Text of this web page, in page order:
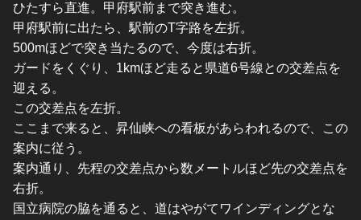
ひたすら直進。甲府駅前まで突き進む。
甲府駅前に出たら、駅前のT字路を左折。
500mほどで突き当たるので、今度は右折。
ガードをくぐり、1kmほど走ると県道6号線との交差点を
迎える。
この交差点を左折。
ここまで来ると、昇仙峡への看板があらわれるので、この
案内に従う。
案内通り、先程の交差点から数メートルほど先の交差点を
右折。
国立病院の脇を通ると、道はやがてワインディングとな